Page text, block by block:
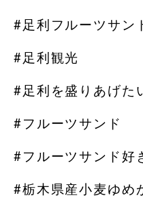
#足利フルーツサン
#足利観光
#足利を盛りあげた
#フルーツサンド
#フルーツサンド好
#栃木県産小麦ゆめ